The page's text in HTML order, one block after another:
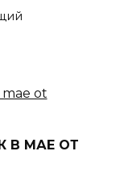
В МАЕ ОТ